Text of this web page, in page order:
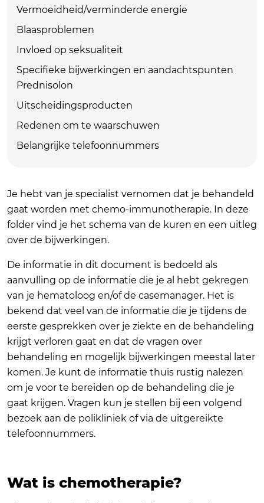
Vermoeidheid/verminderde energie
Blaasproblemen
Invloed op seksualiteit
Specifieke bijwerkingen en aandachtspunten
Prednisolon
Uitscheidingsproducten
Redenen om te waarschuwen
Belangrijke telefoonnummers
Je hebt van je specialist vernomen dat je behandeld
gaat worden met chemo-immunotherapie. In deze
folder vind je het schema van de kuren en een uitleg
over de bijwerkingen.
De informatie in dit document is bedoeld als
aanvulling op de informatie die je al hebt gekregen
van je hematoloog en/of de casemanager. Het is
bekend dat veel van de informatie die je tijdens de
eerste gesprekken over je ziekte en de behandeling
krijgt verloren gaat en dat de vragen over
behandeling en mogelijk bijwerkingen meestal later
komen. Je kunt de informatie thuis rustig nalezen
om je voor te bereiden op de behandeling die je
gaat krijgen. Vragen kun je stellen bij een volgend
bezoek aan de polikliniek of via de uitgereikte
telefoonnummers.
Wat is chemotherapie?